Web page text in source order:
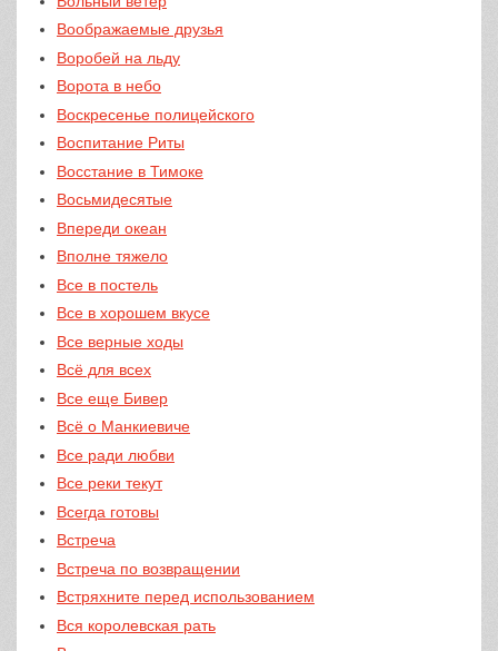
Воображаемые друзья
Воробей на льду
Ворота в небо
Воскресенье полицейского
Воспитание Риты
Восстание в Тимоке
Восьмидесятые
Впереди океан
Вполне тяжело
Все в постель
Все в хорошем вкусе
Все верные ходы
Всё для всех
Все еще Бивер
Всё о Манкиевиче
Все ради любви
Все реки текут
Всегда готовы
Встреча
Встреча по возвращении
Встряхните перед использованием
Вся королевская рать